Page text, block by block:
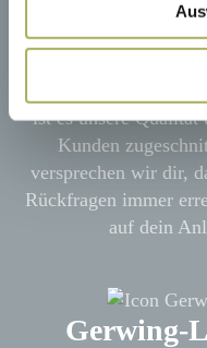
ist es unsere Qualität
Kunden
versprechen wir dir,
Rückfragen immer
auf dein
Gerwing-